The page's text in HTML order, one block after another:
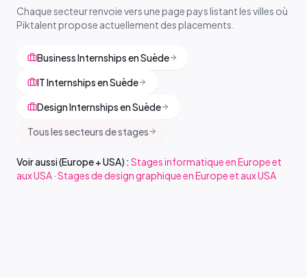
Chaque secteur renvoie vers une page pays listant les villes où
Piktalent propose actuellement des placements.
Business Internships en Suède
IT Internships en Suède
Design Internships en Suède
Tous les secteurs de stages
Voir aussi (Europe + USA) : Stages informatique en Europe et
aux USA ·Stages de design graphique en Europe et aux USA